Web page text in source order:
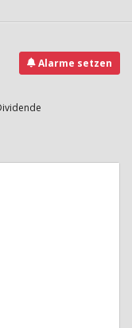
Alarme setzen